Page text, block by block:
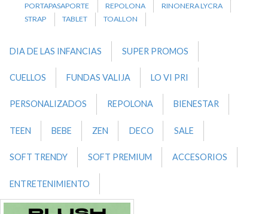
PORTAPASAPORTE
REPOLONA
RINONERA LYCRA
STRAP
TABLET TOALLON
DIA DE LAS INFANCIAS SUPER PROMOS
CUELLOS FUNDAS VALIJA LO VI PRI
PERSONALIZADOS REPOLONA BIENESTAR
TEEN BEBE ZEN DECO SALE
SOFT TRENDY SOFT PREMIUM ACCESORIOS
ENTRETENIMIENTO